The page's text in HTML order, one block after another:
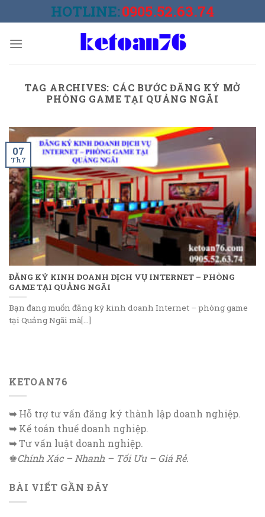
to
HOTLINE:0905.52.63.74
TAG ARCHIVES: CÁC BƯỚC ĐĂNG KÝ MỞ
PHÒNG GAME TẠI QUẢNG NGÃI
ĐĂNG KÝ KINH DOANH DỊCH VỤ INTERNET – PHÒNG
GAME TẠI QUẢNG NGÃI
Bạn đang muốn đăng ký kinh doanh Internet – phòng game
tại Quảng Ngãi mà[...]
07
Th7
KETOAN76
➥Hỗ trợ tư vấn đăng ký thành lập doanh nghiệp.
➥Kế toán thuế doanh nghiệp.
➥Tư vấn luật doanh nghiệp.
♚Chính Xác – Nhanh – Tối Ưu – Giá Rẻ.
BÀI VIẾT GẦN ĐÂY